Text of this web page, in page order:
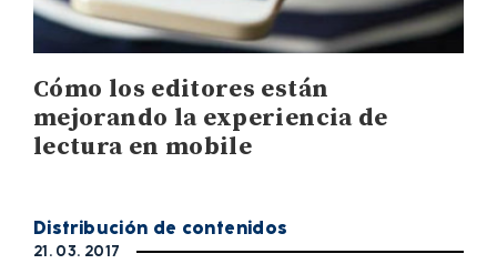
Cómo los editores están
mejorando la experiencia de
lectura en mobile
Distribución de contenidos
21. 03. 2017